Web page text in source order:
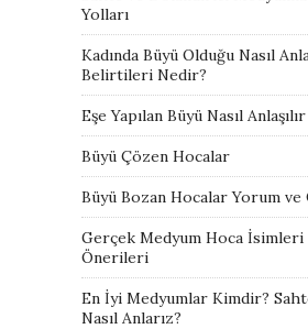
Yolları
Kadında Büyü Olduğu Nasıl
Belirtileri Nedir?
Eşe Yapılan Büyü Nasıl
Büyü Çözen Hocalar
Büyü Bozan Hocalar Yorum
Gerçek Medyum Hoca İsimleri
Önerileri
En İyi Medyumlar Kimdir?
Nasıl Anlarız?